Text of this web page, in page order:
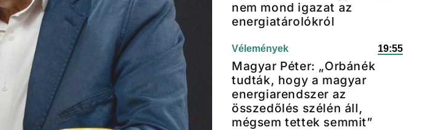
nem mond igazat az
energiatárolókról
Vélemények 19:55
Magyar Péter: „Orbánék
tudták, hogy a magyar
energiarendszer az
összedőlés szélén áll,
mégsem tettek semmit”